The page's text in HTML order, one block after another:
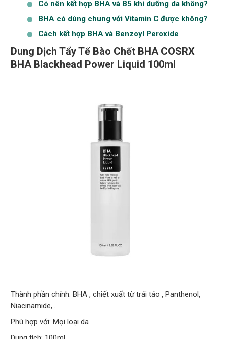
Có nên kết hợp BHA và B5 khi dưỡng da không?
BHA có dùng chung với Vitamin C được không?
Cách kết hợp BHA và Benzoyl Peroxide
Dung Dịch Tẩy Tế Bào Chết BHA COSRX
BHA Blackhead Power Liquid 100ml
Thành phần chính: BHA , chiết xuất từ trái táo , Panthenol,
Niacinamide,…
Phù hợp với: Mọi loại da